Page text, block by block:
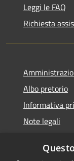
Leggi le FAQ
Richiesta
Albo pretorio
Informativa
Note legali
Piano di